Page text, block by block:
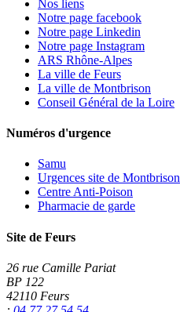
Nos liens
Notre page facebook
Notre page Linkedin
Notre page Instagram
ARS Rhône-Alpes
La ville de Feurs
La ville de Montbrison
Conseil Général de la Loire
Numéros d'urgence
Samu
Urgences site de Montbrison
Centre Anti-Poison
Pharmacie de garde
Site de Feurs
26 rue Camille Pariat
BP 122
42110 Feurs